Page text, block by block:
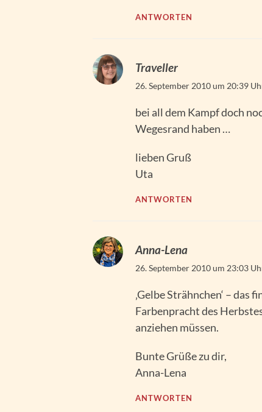
ANTWORTEN
Traveller
26. September 2010 um 20:39
bei all dem Kampf doch
Wegesrand haben …
lieben Gruß
Uta
ANTWORTEN
Anna-Lena
26. September 2010 um 23:03
‚Gelbe Strähnchen‘ – das
Farbenpracht des
anziehen müssen.
Bunte Grüße zu dir,
Anna-Lena
ANTWORTEN